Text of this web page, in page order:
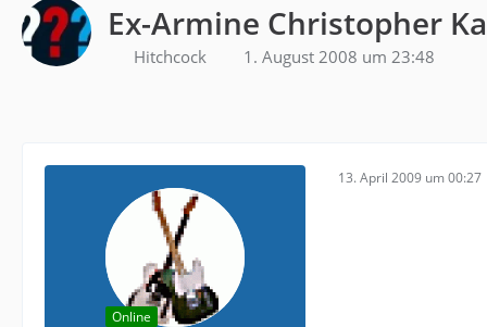
Ex-Armine Christopher
Hitchcock 1. August 2008 um 23:48
Online
13. April 2009 um 00:27